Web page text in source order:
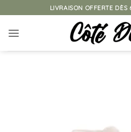
au
contenu
LIVRAISON OFFERTE DÈS